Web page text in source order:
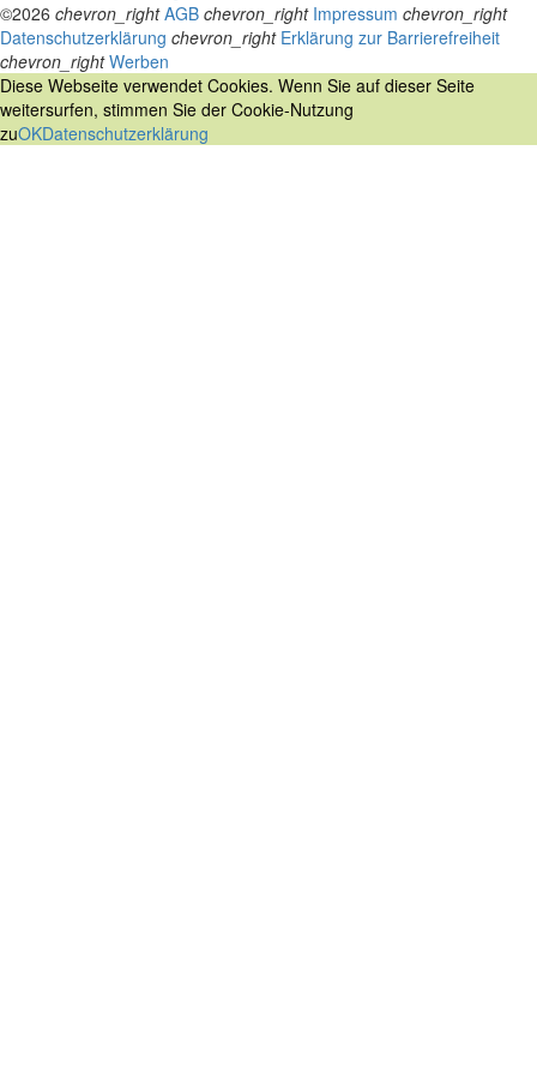
©2026 chevron_right AGB chevron_right Impressum chevron_right
Datenschutzerklärung chevron_right Erklärung zur Barrierefreiheit
chevron_right Werben
Diese Webseite verwendet Cookies. Wenn Sie auf dieser Seite
weitersurfen, stimmen Sie der Cookie-Nutzung
zuOKDatenschutzerklärung